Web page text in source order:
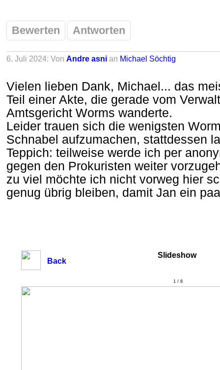
Bewerten Antworten
6. Juli 2024: Von Andre asni an Michael Söchtig
Vielen lieben Dank, Michael... das
Teil einer Akte, die gerade vom
Amtsgericht Worms wanderte.
Leider trauen sich die wenigsten
Schnabel aufzumachen, stattdessen
Teppich: teilweise werde ich per
gegen den Prokuristen weiter
zu viel möchte ich nicht vorweg hier
genug übrig bleiben, damit Jan ein
Back
Slideshow
1 / 8